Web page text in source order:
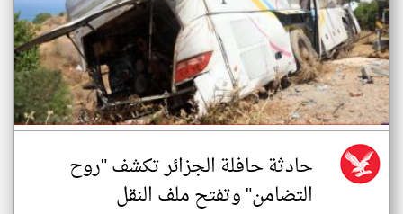
حادثة حافلة الجزائر تكشف "روح
التضامن" وتفتح ملف النقل